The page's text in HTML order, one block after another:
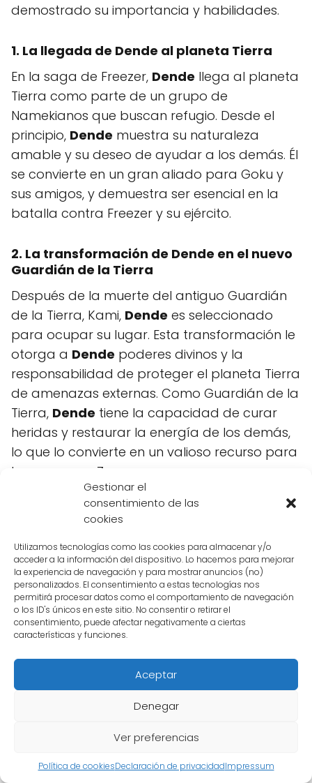
Gestionar el
consentimiento de las
cookies
Utilizamos tecnologías como las cookies para almacenar y/o
acceder a la información del dispositivo. Lo hacemos para mejorar
la experiencia de navegación y para mostrar anuncios (no)
personalizados. El consentimiento a estas tecnologías nos
permitirá procesar datos como el comportamiento de navegación
o los ID's únicos en este sitio. No consentir o retirar el
consentimiento, puede afectar negativamente a ciertas
características y funciones.
Aceptar
Denegar
Ver preferencias
Política de cookiesDeclaración de privacidadImpressum
demostrado su importancia y habilidades.
1. La llegada de Dende al planeta Tierra
En la saga de Freezer, Dende llega al planeta
Tierra como parte de un grupo de
Namekianos que buscan refugio. Desde el
principio, Dende muestra su naturaleza
amable y su deseo de ayudar a los demás. Él
se convierte en un gran aliado para Goku y
sus amigos, y demuestra ser esencial en la
batalla contra Freezer y su ejército.
2. La transformación de Dende en el nuevo
Guardián de la Tierra
Después de la muerte del antiguo Guardián
de la Tierra, Kami, Dende es seleccionado
para ocupar su lugar. Esta transformación le
otorga a Dende poderes divinos y la
responsabilidad de proteger el planeta Tierra
de amenazas externas. Como Guardián de la
Tierra, Dende tiene la capacidad de curar
heridas y restaurar la energía de los demás,
lo que lo convierte en un valioso recurso para
los guerreros Z.
3. El papel deDendeen la saga de Cell
juega un papel
crucial al curar a Gohan después de su
batalla con Cell. Gracias a sus habilidades de
curación,Dendelogra salvar la vida de
Gohan y permite que continúe luchando
contra Cell. Además,
responsable de restaurar la energía de los
guerreros Z durante la batalla final contra
Cell, lo que les da una ventaja crucial en la